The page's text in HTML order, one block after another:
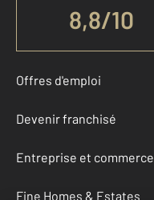
8,8/10
Offres d'emploi
Devenir franchisé
Entreprise et commerce
Fine Homes & Estates